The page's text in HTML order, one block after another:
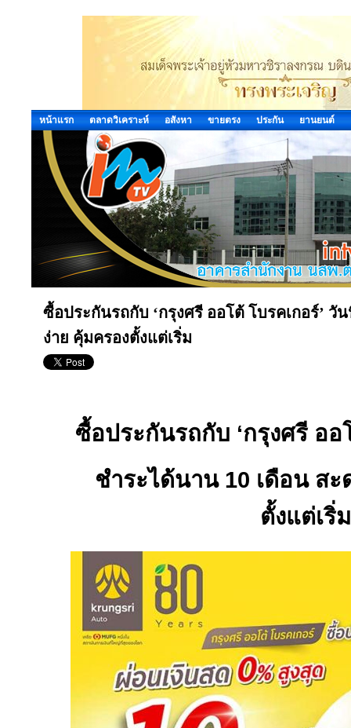
หน้าแรก ตลาดวิเคราะห์ อสังหา ขายตรง ประกัน ยานยนต์
ซื้อประกันรถกับ ‘กรุงศรี ออโต้ โบรคเกอร์’ วั
ง่าย คุ้มครองตั้งแต่เริ่ม
ซื้อประกันรถกับ ‘กรุงศรี ออ
ชำระได้นาน 10 เดือน สะ
ตั้งแต่เริ่ม